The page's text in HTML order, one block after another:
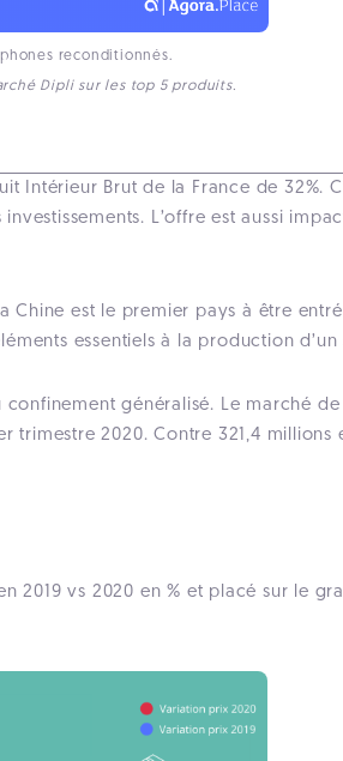
reconditionnés.
Dipli sur les top 5 produits.
Intérieur Brut de la France de 32%.
L’offre est aussi
est le premier pays à être
essentiels à la production d’un
généralisé. Le marché de
trimestre 2020. Contre 321,4
2019 vs 2020 en % et placé sur le